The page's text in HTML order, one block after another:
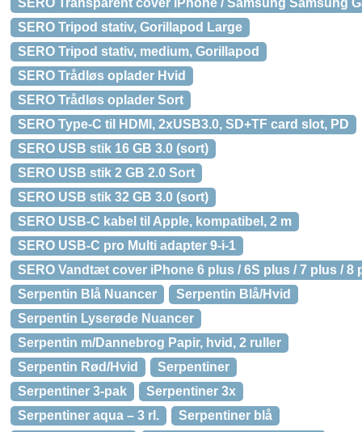
SERO Transparent cover iPhone / Samsung Samsung
SERO Tripod stativ, Gorillapod Large
SERO Tripod stativ, medium, Gorillapod
SERO Trådløs oplader Hvid
SERO Trådløs oplader Sort
SERO Type-C til HDMI, 2xUSB3.0, SD+TF card slot, PD
SERO USB stik 16 GB 3.0 (sort)
SERO USB stik 2 GB 2.0 Sort
SERO USB stik 32 GB 3.0 (sort)
SERO USB-C kabel til Apple, kompatibel, 2 m
SERO USB-C pro Multi adapter 9-i-1
SERO Vandtæt cover iPhone 6 plus / 6S plus / 7 plus / 8
Serpentin Blå Nuancer
Serpentin Blå/Hvid
Serpentin Lyserøde Nuancer
Serpentin m/Dannebrog Papir, hvid, 2 ruller
Serpentin Rød/Hvid
Serpentiner
Serpentiner 3-pak
Serpentiner 3x
Serpentiner aqua – 3 rl.
Serpentiner blå